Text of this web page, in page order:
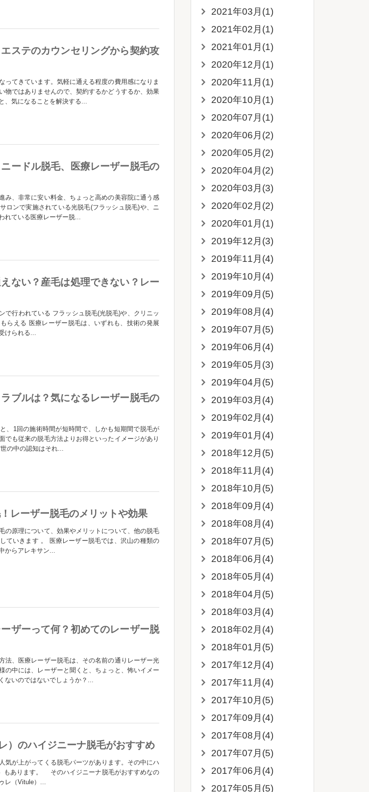
ステのカウンセリングから契約攻
てきています。気軽に通える程度の費用感になりま
物ではありませんので、契約するかどうするか、効果
、気になることを解決する...
ードル脱毛、医療レーザー脱毛の
み、非常に安い料金、ちょっと高めの美容院に通う感
ロンで実施されている光脱毛(フラッシュ脱毛)や、ニ
れている医療レーザー脱...
ない？産毛は処理できない？レー
で行われている フラッシュ脱毛(光脱毛)や、クリニッ
らえる 医療レーザー脱毛は、いずれも、技術の発展
けられる...
ブルは？気になるレーザー脱毛の
、1回の施術時間が短時間で、しかも短期間で脱毛が
でも従来の脱毛方法よりお得といったイメージがあり
の中の認知はそれ...
レーザー脱毛のメリットや効果
の原理について、効果やメリットについて、他の脱毛
ていきます 。 医療レーザー脱毛では、沢山の種類の
からアレキサン...
ザーって何？初めてのレーザー脱
法、医療レーザー脱毛は、その名前の通りレーザー光
の中には、レーザーと聞くと、ちょっと、怖いイメー
ないのではないでしょうか？...
）のハイジニーナ脱毛がおすすめ
気が上がってくる脱毛パーツがあります。その中にハ
もあります。 そのハイジニーナ脱毛がおすすめなの
レ（Vitule）...
2021年03月(1)
2021年02月(1)
2021年01月(1)
2020年12月(1)
2020年11月(1)
2020年10月(1)
2020年07月(1)
2020年06月(2)
2020年05月(2)
2020年04月(2)
2020年03月(3)
2020年02月(2)
2020年01月(1)
2019年12月(3)
2019年11月(4)
2019年10月(4)
2019年09月(5)
2019年08月(4)
2019年07月(5)
2019年06月(4)
2019年05月(3)
2019年04月(5)
2019年03月(4)
2019年02月(4)
2019年01月(4)
2018年12月(5)
2018年11月(4)
2018年10月(5)
2018年09月(4)
2018年08月(4)
2018年07月(5)
2018年06月(4)
2018年05月(4)
2018年04月(5)
2018年03月(4)
2018年02月(4)
2018年01月(5)
2017年12月(4)
2017年11月(4)
2017年10月(5)
2017年09月(4)
2017年08月(4)
2017年07月(5)
2017年06月(4)
2017年05月(5)